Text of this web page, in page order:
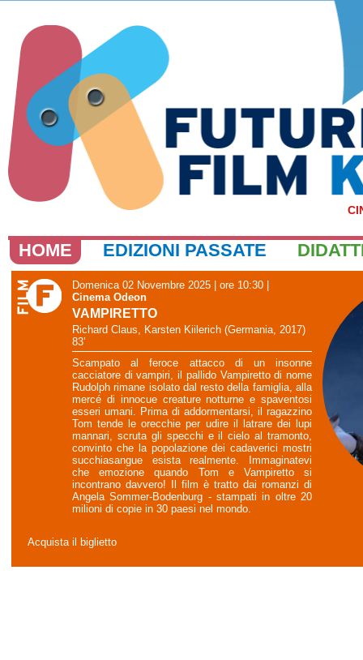
HOME EDIZIONI PASSATE
Domenica 02 Novembre 2025 | ore 10:30
Cinema Odeon
VAMPIRETTO
Richard Claus, Karsten Kiilerich (Germania, 2017)
83’
Scampato al feroce attacco di un insonne
cacciatore di vampiri, il pallido Vampiretto di nome
Rudolph rimane isolato dal resto della famiglia, alla
mercé di innocue creature notturne e spaventosi
esseri umani. Prima di addormentarsi, il ragazzino
Tom tende le orecchie per udire il latrare dei lupi
mannari, scruta gli specchi e il cielo al tramonto,
convinto che la popolazione dei cadaverici mostri
succhiasangue esista realmente. Immaginatevi
che emozione quando Tom e Vampiretto si
incontrano davvero! Il film è tratto dai romanzi di
Angela Sommer-Bodenburg - stampati in oltre 20
milioni di copie in 30 paesi nel mondo.
Acquista il biglietto